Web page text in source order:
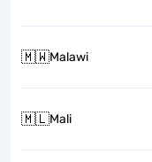
🇲🇼Malawi
🇲🇱Mali